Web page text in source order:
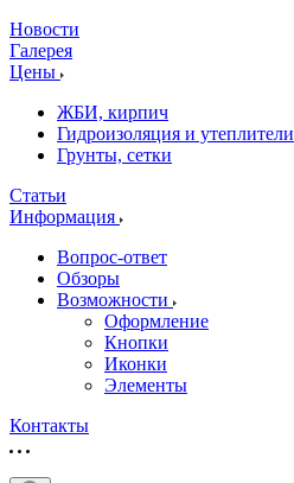
Новости
Галерея
Цены
ЖБИ, кирпич
Гидроизоляция и утеплители
Грунты, сетки
Статьи
Информация
Вопрос-ответ
Обзоры
Возможности
Оформление
Кнопки
Иконки
Элементы
Контакты